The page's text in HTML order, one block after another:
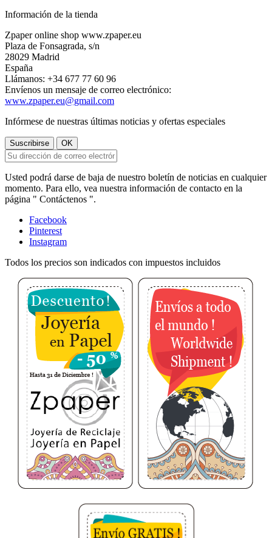
Información de la tienda
Zpaper online shop www.zpaper.eu
Plaza de Fonsagrada, s/n
28029 Madrid
España
Llámanos: +34 677 77 60 96
Envíenos un mensaje de correo electrónico:
www.zpaper.eu@gmail.com
Infórmese de nuestras últimas noticias y ofertas especiales
Usted podrá darse de baja de nuestro boletín de noticias en cualquier
momento. Para ello, vea nuestra información de contacto en la
página " Contáctenos ".
Facebook
Pinterest
Instagram
Todos los precios son indicados con impuestos incluidos